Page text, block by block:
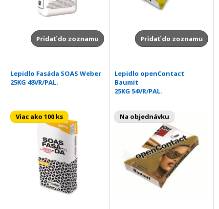
Pridať do zoznamu Pridať do zoznamu
Lepidlo Fasáda SOAS Weber
25KG 48VR/PAL.
Viac ako 100 ks
Lepidlo openContact
Baumit
25KG 54VR/PAL.
Na objednávku